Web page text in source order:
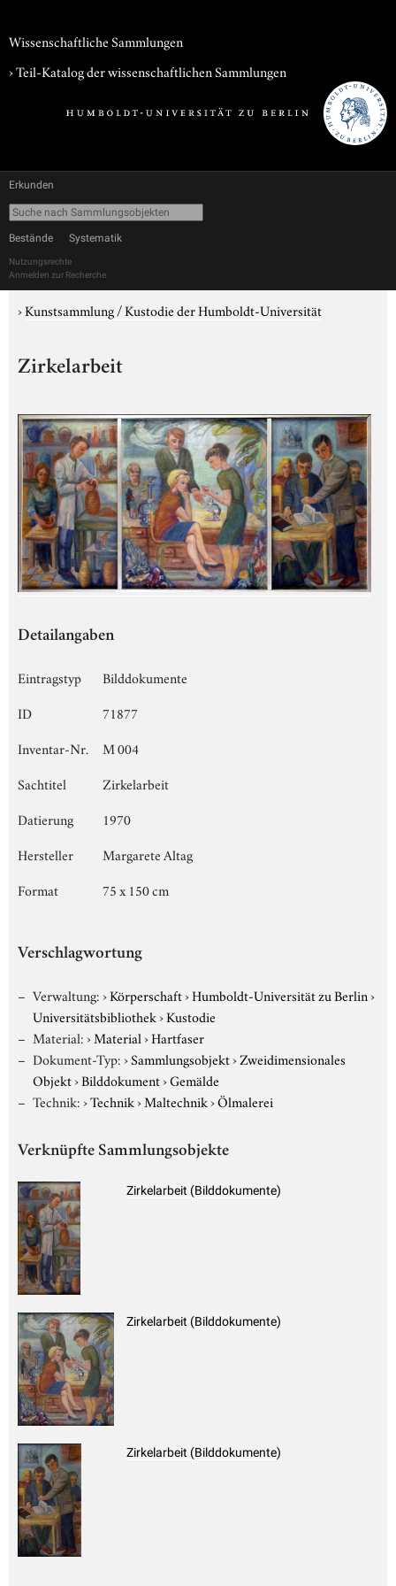
Wissenschaftliche Sammlungen
› Teil-Katalog der wissenschaftlichen Sammlungen
Erkunden
Bestände Systematik
Nutzungsrechte
Anmelden zur Recherche
›Kunstsammlung / Kustodie der Humboldt-Universität
Zirkelarbeit
Detailangaben
Eintragstyp
Bilddokumente
ID
71877
Inventar-Nr.
M 004
Sachtitel
Zirkelarbeit
Datierung
1970
Hersteller
Margarete Altag
Format
75 x 150 cm
Verschlagwortung
Verwaltung:›Körperschaft›Humboldt-Universität zu Berlin›
Universitätsbibliothek›Kustodie
Material:›Material›Hartfaser
Dokument-Typ:›Sammlungsobjekt›Zweidimensionales
Objekt›Bilddokument›Gemälde
Technik:›Technik›Maltechnik›Ölmalerei
Verknüpfte Sammlungsobjekte
Zirkelarbeit (Bilddokumente)
Zirkelarbeit (Bilddokumente)
Zirkelarbeit (Bilddokumente)